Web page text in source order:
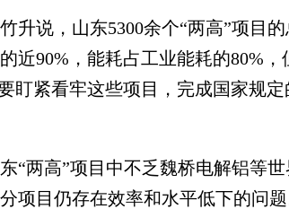
说，山东5300余个“两高”项目的
近90%，能耗占工业能耗的80%
盯紧看牢这些项目，完成国家规
高”项目中不乏魏桥电解铝等世
项目仍存在效率和水平低下的问